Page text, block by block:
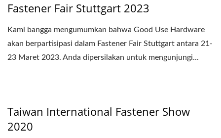
Fastener Fair Stuttgart 2023
Kami bangga mengumumkan bahwa Good Use Hardware
akan berpartisipasi dalam Fastener Fair Stuttgart antara 21-
23 Maret 2023. Anda dipersilakan untuk mengunjungi...
Taiwan International Fastener Show
2020